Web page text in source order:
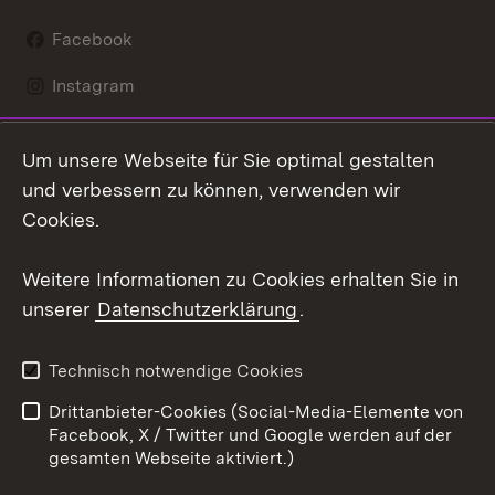
Facebook
Instagram
Mastodon
Youtube
Kontakt
Datenschutz
Barrierefreiheit
Impressum Cookies
Um unsere Webseite für Sie optimal gestalten
und verbessern zu können, verwenden wir
Cookies.
Weitere Informationen zu Cookies erhalten Sie in
unserer Datenschutzerklärung.
Technisch notwendige Cookies
Drittanbieter-Cookies (Social-Media-Elemente von
Facebook, X / Twitter und Google werden auf der
gesamten Webseite aktiviert.)